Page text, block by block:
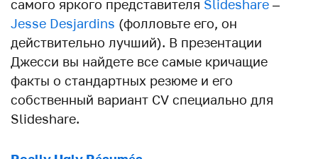
самого яркого представителя Slideshare –
Jesse Desjardins (фолловьте его, он
действительно лучший). В презентации
Джесси вы найдете все самые кричащие
факты о стандартных резюме и его
собственный вариант CV специально для
Slideshare.